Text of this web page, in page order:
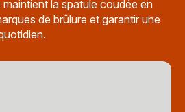
la spatule coudée en
de brûlure et garantir une